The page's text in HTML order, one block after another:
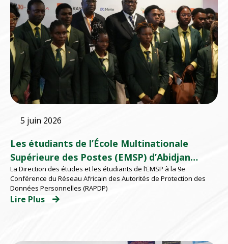
5 juin 2026
Les étudiants de l’École Multinationale
Supérieure des Postes (EMSP) d’Abidjan
participent à la 9e Conférence du au RAPDP
2026 organisé par l’ARTCI
La Direction des études et les étudiants de l’EMSP à la 9e
Conférence du Réseau Africain des Autorités de Protection des
Données Personnelles (RAPDP)
Lire Plus